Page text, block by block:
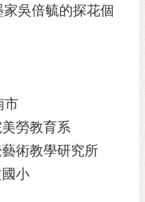
吳倍毓的探花個
市
勞教育系
術教學研究所
國小